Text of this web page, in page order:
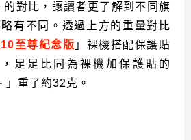
對比，讓讀者更了解到不同旗
有不同。透過上方的重量對比
至尊紀念版 」裸機搭配保護貼
足足比同為裸機加保護貼的
」重了約32克。